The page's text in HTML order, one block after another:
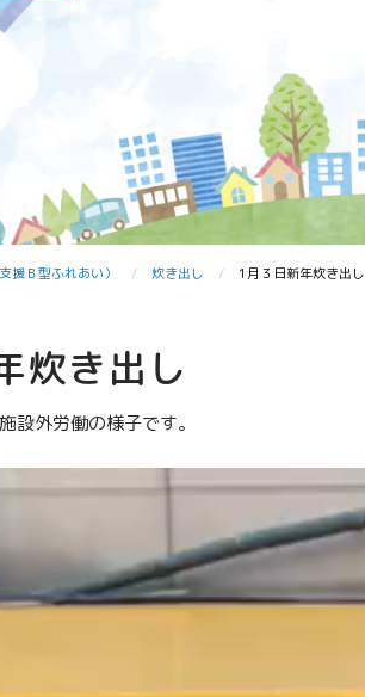
援Ｂ型ふれあい） 炊き出し 1月３日新年炊き出し
炊き出し
設外労働の様子です。